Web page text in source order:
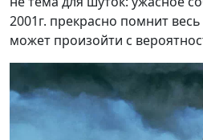
2001г. прекрасно помнит
может произойти с